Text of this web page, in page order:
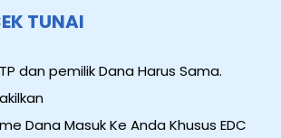
TUNAI
dan pemilik Dana Harus Sama.
Dana Masuk Ke Anda Khusus EDC